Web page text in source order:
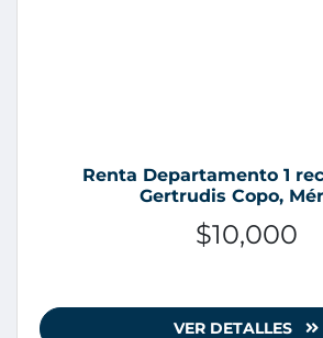
Renta Departamento 1
Gertrudis Copo,
$10,000
VER DETALLES